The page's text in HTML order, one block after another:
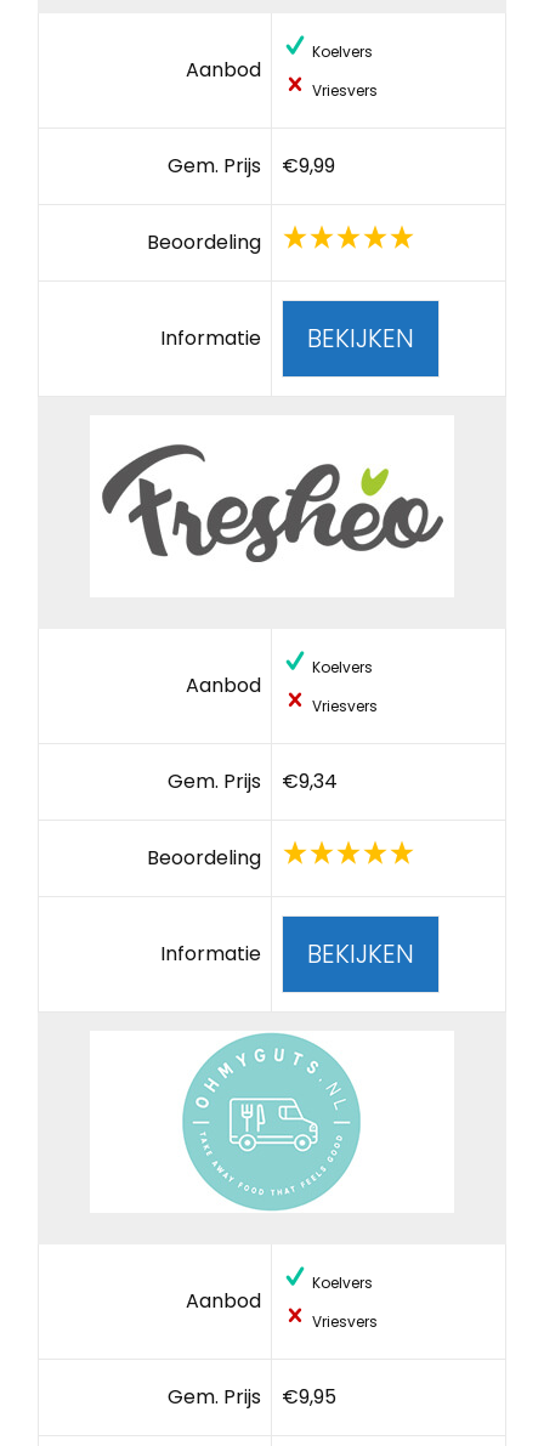
Aanbod
Koelvers
Vriesvers
Gem. Prijs €9,99
Beoordeling
Informatie BEKIJKEN
Aanbod
Koelvers
Vriesvers
Gem. Prijs €9,34
Beoordeling
Informatie BEKIJKEN
Aanbod
Koelvers
Vriesvers
Gem. Prijs €9,95